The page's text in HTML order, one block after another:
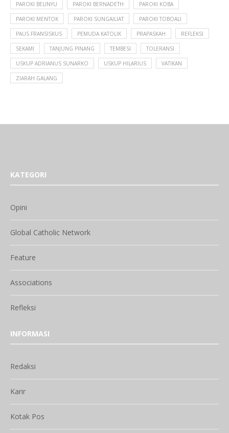
PAROKI BELINYU PAROKI BERNADETH PAROKI KOBA
PAROKI MENTOK PAROKI SUNGAILIAT PAROKI TOBOALI
PAUS FRANSISKUS PEMUDA KATOLIK PRAPASKAH REFLEKSI
SEKAMI TANJUNG PINANG TEMBESI TOLERANSI
USKUP ADRIANUS SUNARKO USKUP HILARIUS VATIKAN
ZIARAH GALANG
KATEGORI
Opini
Global Catholic Network
Feature
Associations
Refleksi
INFORMASI
Redaksi
Karir
Kotak Pos